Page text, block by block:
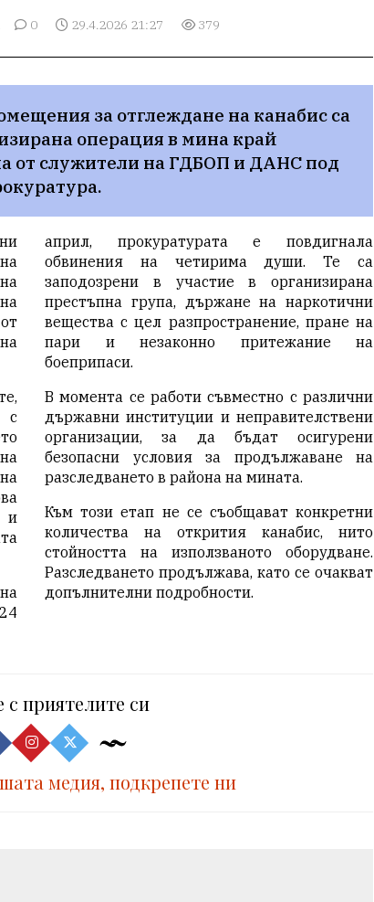
0 29.4.2026 21:27 379
за отглеждане на канабис са
операция в мина край
от служители на ГДБОП и ДАНС под
с
и
април, прокуратурата е повдигнала
обвинения на четирима души. Те са
заподозрени в участие в организирана
престъпна група, държане на наркотични
вещества с цел разпространение, пране на
пари и незаконно притежание на
боеприпаси.
В момента се работи съвместно с различни
държавни институции и неправителствени
организации, за да бъдат осигурени
безопасни условия за продължаване на
разследването в района на мината.
Към този етап не се съобщават конкретни
количества на открития канабис, нито
стойността на използваното оборудване.
Разследването продължава, като се очакват
допълнителни подробности.
с приятелите си
медия, подкрепете ни